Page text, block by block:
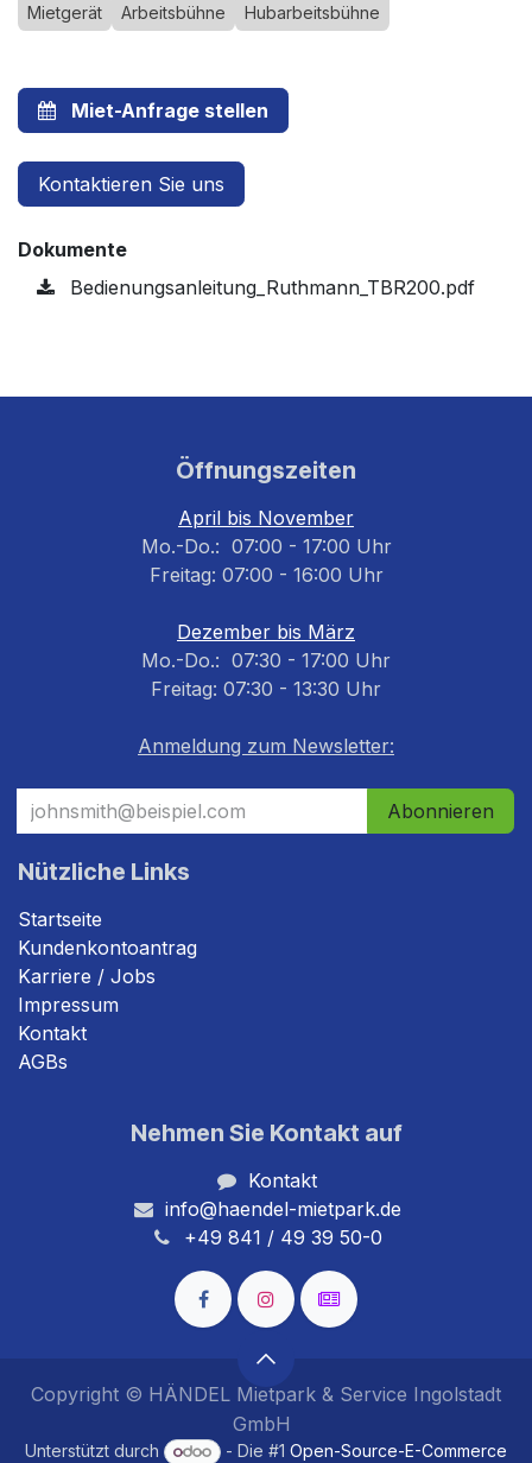
Mietgerät Arbeitsbühne Hubarbeitsbühne
Miet-Anfrage stellen
Kontaktieren Sie uns
Dokumente
Bedienungsanleitung_Ruthmann_TBR200.pdf
Öffnungszeiten
April bis November
Mo.-Do.: 07:00 - 17:00 Uhr
Freitag: 07:00 - 16:00 Uhr
Dezember bis März
Mo.-Do.: 07:30 - 17:00 Uhr
Freitag: 07:30 - 13:30 Uhr
Anmeldung zum Newsletter:
Abonnieren
Nützliche Links
Startseite
Kundenkontoantrag
Karriere / Jobs
Impressum
Kontakt
AGBs
Nehmen Sie Kontakt auf
Kontakt
info@haendel-mietpark.de
+49 841 / 49 39 50-0
Copyright © HÄNDEL Mietpark & Service Ingolstadt
GmbH
Unterstützt durch - Die #1Open-Source-E-Commerce